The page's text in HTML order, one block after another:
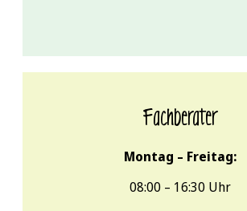
Fachberater
Montag – Freitag:
08:00 – 16:30 Uhr